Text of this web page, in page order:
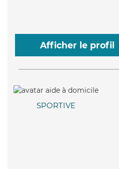
Afficher le profil
SPORTIVE